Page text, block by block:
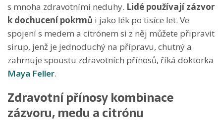
s mnoha zdravotními neduhy. Lidé používají zázvor
k dochucení pokrmů i jako lék po tisíce let. Ve
spojení s medem a citrónem si z něj můžete připravit
sirup, jenž je jednoduchý na přípravu, chutný a
zahrnuje spoustu zdravotních přínosů, říká doktorka
Maya Feller.
Zdravotní přínosy kombinace
zázvoru, medu a citrónu